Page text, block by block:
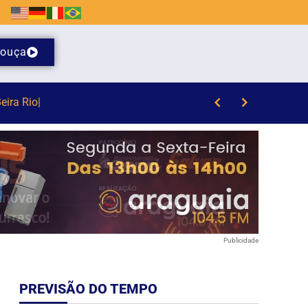
ouça
Publicidade
PREVISÃO DO TEMPO